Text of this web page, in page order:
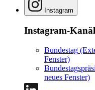
Instagram
Instagram-
Bundestag
Fenster)
neues Fenster)